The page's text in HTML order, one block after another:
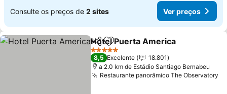
Consulte os preços de 2 sites Ver preços
PartilharAdicionar aos favoritos
Hotel Puerta America
5 Estrelas
8,5 Excelente
18.801
a 2.0 km de Estádio Santiago Bernabeu
Restaurante panorâmico The Observatory